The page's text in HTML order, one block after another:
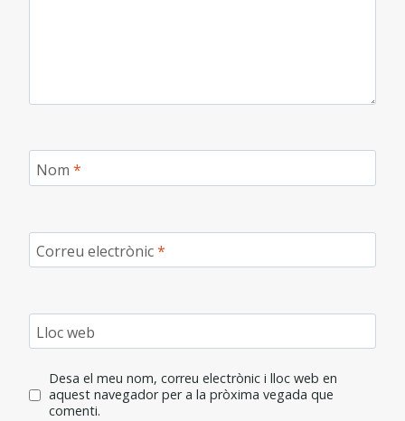
Nom *
Correu electrònic*
Lloc web
Desa el meu nom, correu electrònic i lloc web en
aquest navegador per a la pròxima vegada que
comenti.